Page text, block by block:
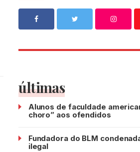
últimas
Alunos de faculdade
choro” aos ofendidos
Fundadora do BLM
ilegal